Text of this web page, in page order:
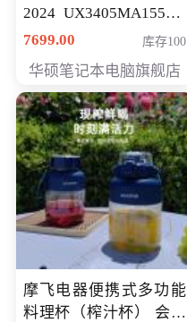
2024 UX3405MA155夜
空蓝 oled 智慧轻薄本 会
7699.00 库存100
华硕笔记本电脑旗舰店
摩飞电器便携式多功能
料理杯（榨汁杯） 会员